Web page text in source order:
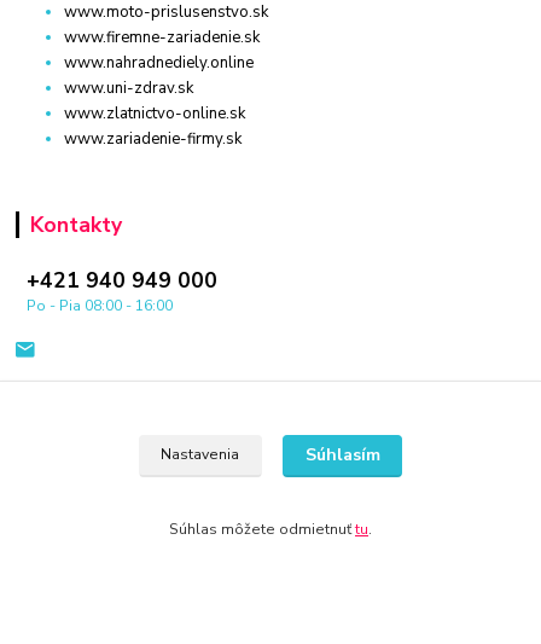
www.moto-prislusenstvo.sk
www.firemne-zariadenie.sk
www.nahradnediely.online
www.uni-zdrav.sk
www.zlatnictvo-online.sk
www.zariadenie-firmy.sk
Kontakty
+421 940 949 000
Po - Pia 08:00 - 16:00
© 2024 Všetky práva vyhradené KAMENIK.SK
Nastavenia Súhlasím
Súhlas môžete odmietnuťtu.